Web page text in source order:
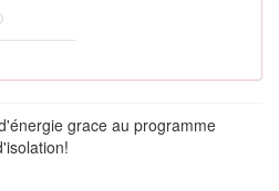
grace au programme